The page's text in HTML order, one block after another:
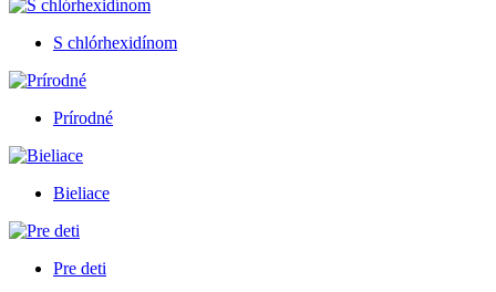
S chlórhexidínom
Prírodné
Bieliace
Pre deti